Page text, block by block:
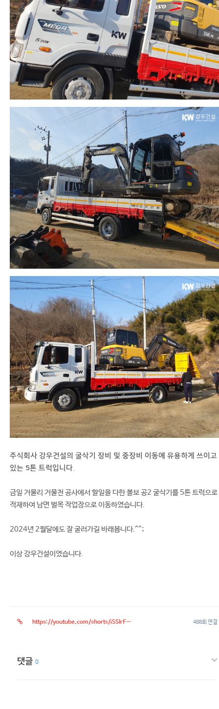
주식회사 강우건설의 굴삭기 장비 및 중장비 이동에 유용하게 쓰이고
있는 5톤 트럭입니다.
금일 거물리 거물천 공사에서 할일을 다한 볼보 공2 굴삭기를 5톤 트럭으로
적재하여 남면 벌목 작업장으로 이동하였습니다.
2024년 2월달에도 잘 굴러가길 바래봅니다.^^;
이상 강우건설이였습니다.
https://youtube.com/shorts/iSSIrF2IocU 488회 연결
댓글 0